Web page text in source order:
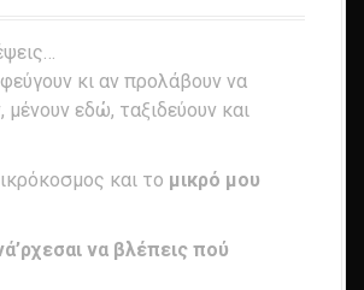
κι αν προλάβουν να
εδώ, ταξιδεύουν και
και το μικρό μου
να βλέπεις πού